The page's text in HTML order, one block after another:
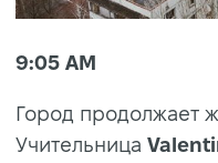
9:05 AM
Город продолжает
Учительница